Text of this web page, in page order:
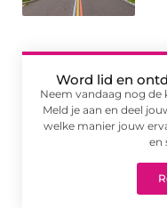
Word lid en
Neem vandaag nog
Meld je aan en deel
welke manier jouw
en